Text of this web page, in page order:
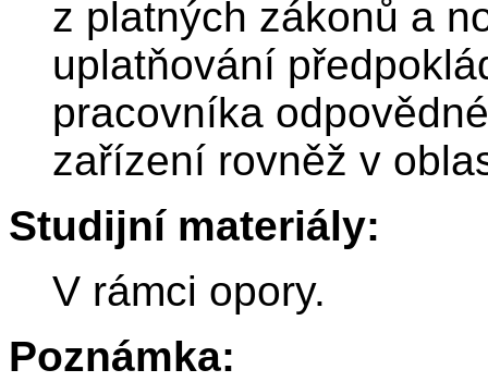
z platných zákonů a
uplatňování
pracovníka
zařízení rovněž v
Studijní materiály:
V rámci opory.
Poznámka: